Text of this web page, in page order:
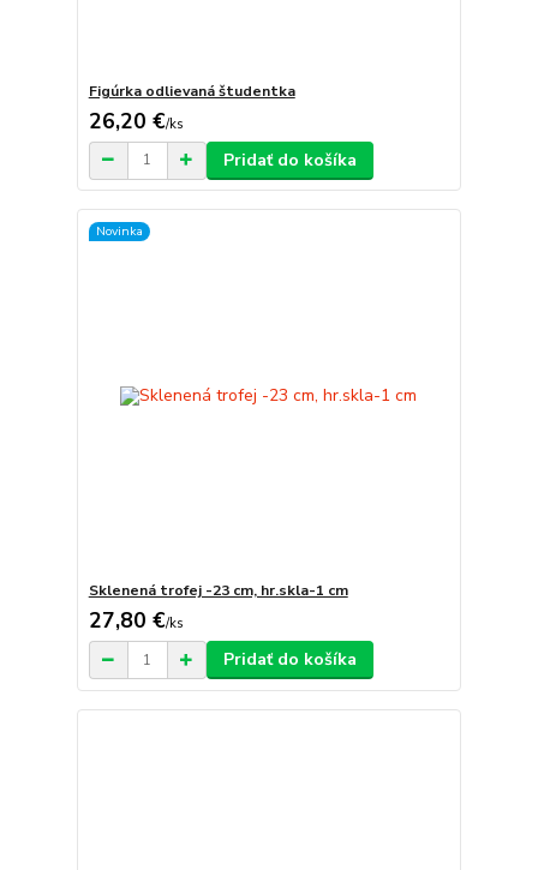
Figúrka odlievaná študentka
26,20 €/ks
Pridať do košíka
Novinka
Sklenená trofej -23 cm, hr.skla-1 cm
27,80 €/ks
Pridať do košíka